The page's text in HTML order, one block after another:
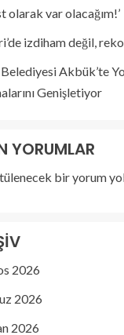
olarak var olacağım!’
izdiham değil,
Akbük’te
Genişletiyor
YORUMLAR
bir yorum
2026
2026
2026